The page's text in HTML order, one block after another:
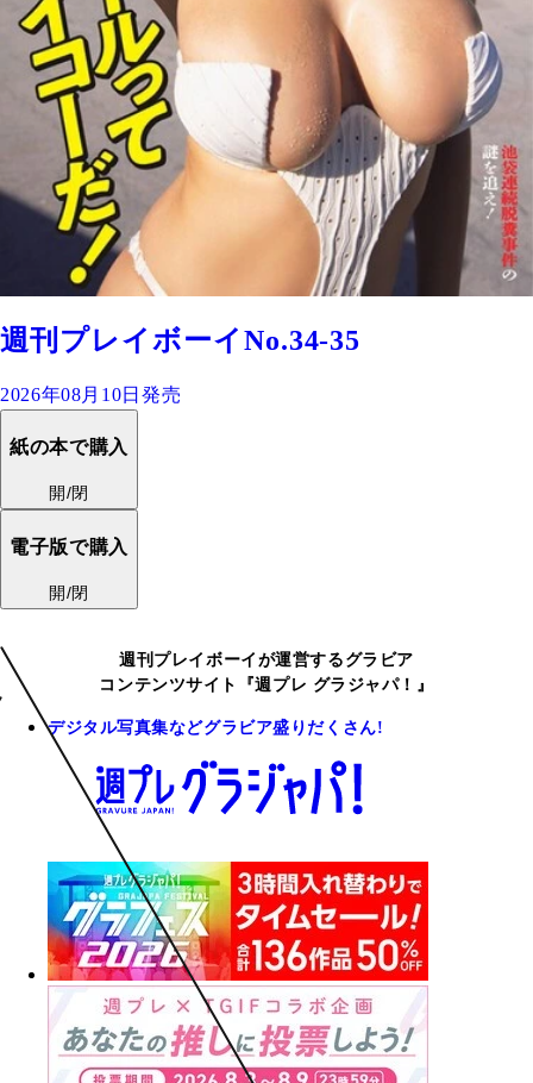
週刊プレイボーイNo.34-35
2026年08月10日発売
紙の本で購入
開/閉
電子版で購入
開/閉
週刊プレイボーイが運営するグラビア
コンテンツサイト『週プレ グラジャパ！』
デジタル写真集などグラビア盛りだくさん!